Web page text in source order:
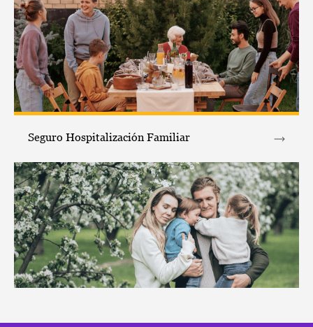
Seguro Hospitalización Familiar